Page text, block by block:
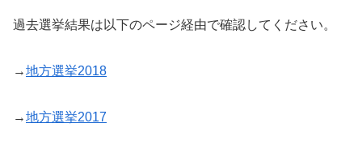
過去選挙結果は以下のページ経由で確認してください。
→地方選挙2018
→地方選挙2017